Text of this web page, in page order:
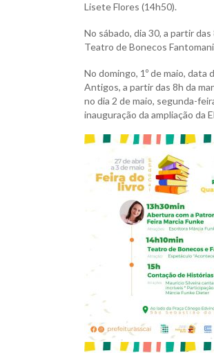
Lisete Flores (14h50).
No sábado, dia 30, a partir
Teatro de Bonecos
No domingo, 1º de maio,
Antigos, a partir das 8h da
no dia 2 de maio, segunda-
inauguração da ampliação da